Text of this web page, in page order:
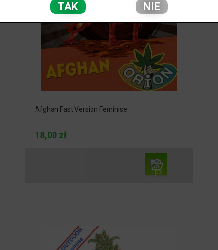
Afghan Fast Version Feminise
18,00 zł
TAK NIE